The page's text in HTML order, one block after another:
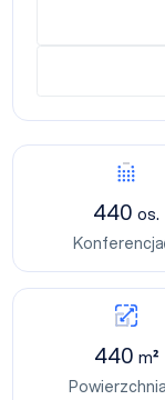
440 os.
Konferencja
440 m²